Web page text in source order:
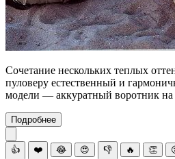
Сочетание нескольких теплых
пуловеру естественный и
модели — аккуратный воротник
Подробнее
👍 ❤️ 😂 😍 👎 🔥 👏